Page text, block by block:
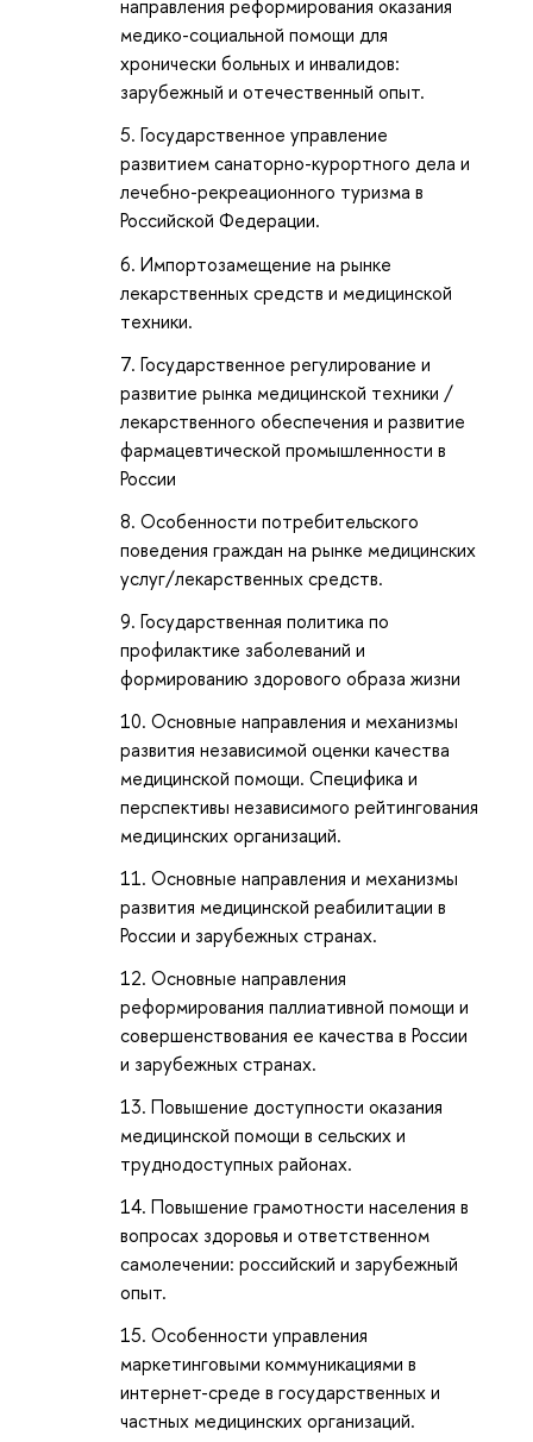
направления реформирования оказания
медико-социальной помощи для
хронически больных и инвалидов:
зарубежный и отечественный опыт.
Государственное управление
развитием санаторно-курортного дела и
лечебно-рекреационного туризма в
Российской Федерации.
Импортозамещение на рынке
лекарственных средств и медицинской
техники.
Государственное регулирование и
развитие рынка медицинской техники /
лекарственного обеспечения и развитие
фармацевтической промышленности в
России
Особенности потребительского
поведения граждан на рынке медицинских
услуг/лекарственных средств.
Государственная политика по
профилактике заболеваний и
формированию здорового образа жизни
Основные направления и механизмы
развития независимой оценки качества
медицинской помощи. Специфика и
перспективы независимого рейтингования
медицинских организаций.
Основные направления и механизмы
развития медицинской реабилитации в
России и зарубежных странах.
Основные направления
реформирования паллиативной помощи и
совершенствования ее качества в России
и зарубежных странах.
Повышение доступности оказания
медицинской помощи в сельских и
труднодоступных районах.
Повышение грамотности населения в
вопросах здоровья и ответственном
самолечении: российский и зарубежный
опыт.
Особенности управления
маркетинговыми коммуникациями в
интернет-среде в государственных и
частных медицинских организаций.